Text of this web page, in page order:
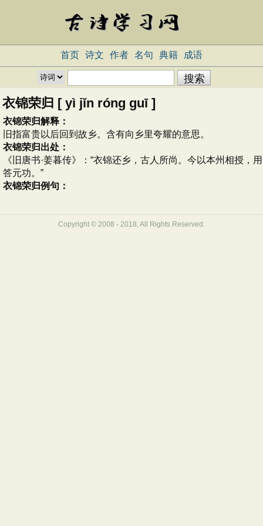
首页 诗文 作者 名句 典籍 成语
衣锦荣归 [ yì jǐn róng guī ]
衣锦荣归解释：
旧指富贵以后回到故乡。含有向乡里夸耀的意思。
衣锦荣归出处：
《旧唐书·姜暮传》：“衣锦还乡，古人所尚。今以本州相授，用
答元功。”
衣锦荣归例句：
Copyright © 2008 - 2018, All Rights Reserved.